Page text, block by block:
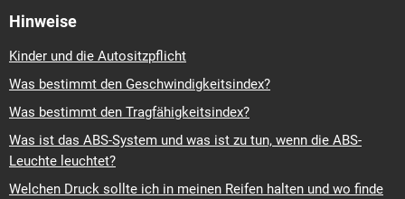
Hinweise
Kinder und die Autositzpflicht
Was bestimmt den Geschwindigkeitsindex?
Was bestimmt den Tragfähigkeitsindex?
Was ist das ABS-System und was ist zu tun, wenn die ABS-
Leuchte leuchtet?
Welchen Druck sollte ich in meinen Reifen halten und wo finde